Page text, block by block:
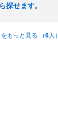
せます。
をもっと見る （6人）